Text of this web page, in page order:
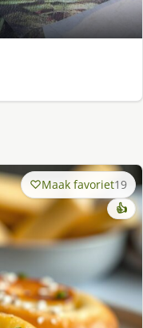
Maak favoriet19
👍